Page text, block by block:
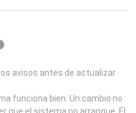
avisos antes de actualizar
funciona bien. Un cambio no